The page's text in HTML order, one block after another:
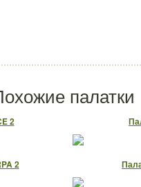
палатки
2
2